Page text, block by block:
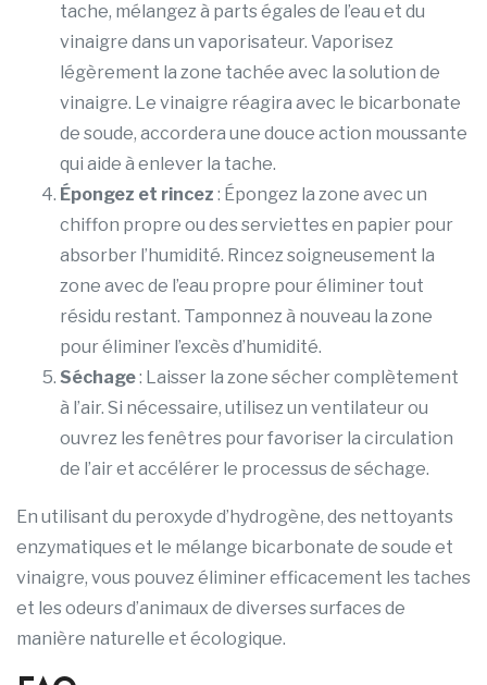
tache, mélangez à parts égales de l’eau et du
vinaigre dans un vaporisateur. Vaporisez
légèrement la zone tachée avec la solution de
vinaigre. Le vinaigre réagira avec le bicarbonate
de soude, accordera une douce action moussante
qui aide à enlever la tache.
Épongez et rincez : Épongez la zone avec un
chiffon propre ou des serviettes en papier pour
absorber l’humidité. Rincez soigneusement la
zone avec de l’eau propre pour éliminer tout
résidu restant. Tamponnez à nouveau la zone
pour éliminer l’excès d’humidité.
Séchage: Laisser la zone sécher complètement
à l’air. Si nécessaire, utilisez un ventilateur ou
ouvrez les fenêtres pour favoriser la circulation
de l’air et accélérer le processus de séchage.
En utilisant du peroxyde d’hydrogène, des nettoyants
enzymatiques et le mélange bicarbonate de soude et
vinaigre, vous pouvez éliminer efficacement les taches
et les odeurs d’animaux de diverses surfaces de
manière naturelle et écologique.